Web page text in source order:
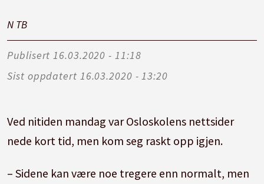
N TB
Publisert
16.03.2020 - 11:18
Sist oppdatert
16.03.2020 - 13:20
Ved nitiden mandag var Osloskolens nettsider
nede kort tid, men kom seg raskt opp igjen.
– Sidene kan være noe tregere enn normalt, men